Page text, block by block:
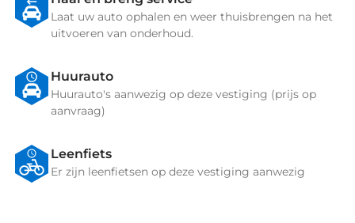
Laat uw auto ophalen en weer thuisbrengen na het
uitvoeren van onderhoud.
Huurauto
Huurauto's aanwezig op deze vestiging (prijs op
aanvraag)
Leenfiets
Er zijn leenfietsen op deze vestiging aanwezig